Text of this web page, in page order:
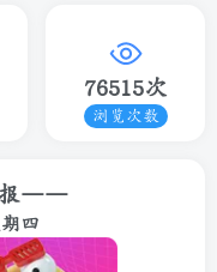
76515次
浏览次数
报——
四